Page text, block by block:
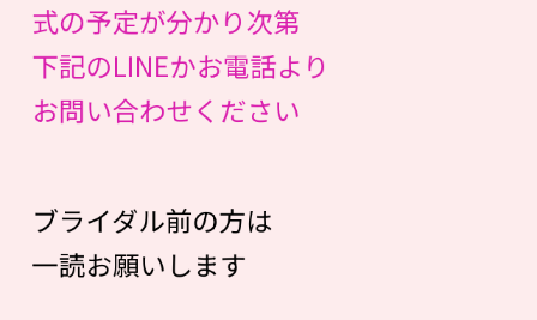
式の予定が分かり次第
下記のLINEかお電話より
お問い合わせください
ブライダル前の方は
一読お願いします